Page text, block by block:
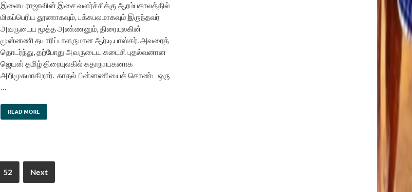
இளையராஜாவின் இசை வளர்ச்சிக்கு ஆரம்பகாலத்தில்
மிகப்பெரிய தூணாகவும், பக்கபலமாகவும் இருந்தவர்
அவருடைய மூத்த அண்ணனும், திரையுலகின்
முன்னணி தயாரிப்பாளருமான ஆர்.டி.பாஸ்கர். அவரைத்
தொடர்ந்து, தற்போது அவருடைய கடைசி புதல்வனான
ஜெயன் தமிழ் திரையுலகில் கதாநாயகனாக
அறிமுகமாகிறார். காதல் பின்னணியைக் கொண்ட ஒரு
…
READ MORE
52 Next